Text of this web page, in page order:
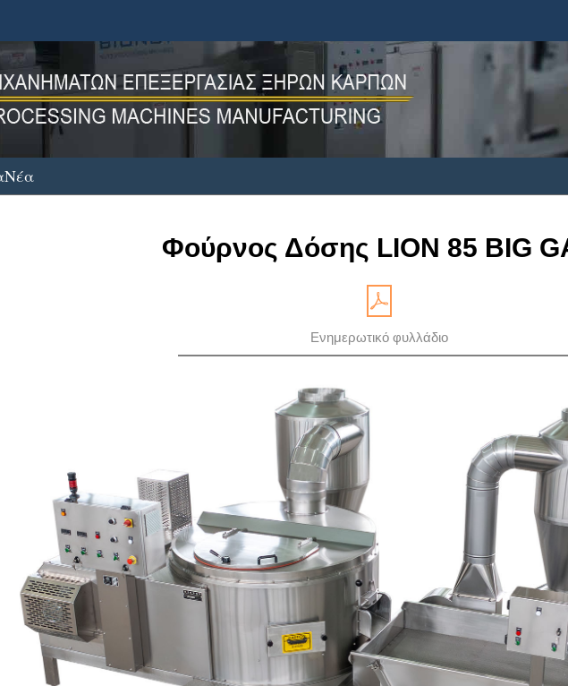
Νέα
Φούρνος Δόσης LION 85 BIG
Ενημερωτικό φυλλάδιο